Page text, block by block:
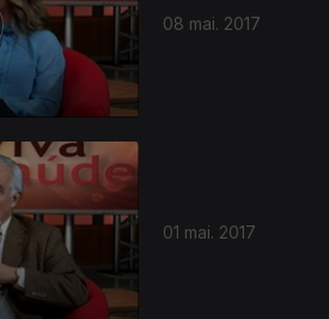
08 mai. 2017
01 mai. 2017